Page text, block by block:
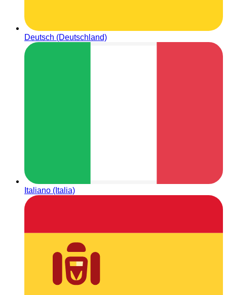
Deutsch (Deutschland)
Italiano (Italia)